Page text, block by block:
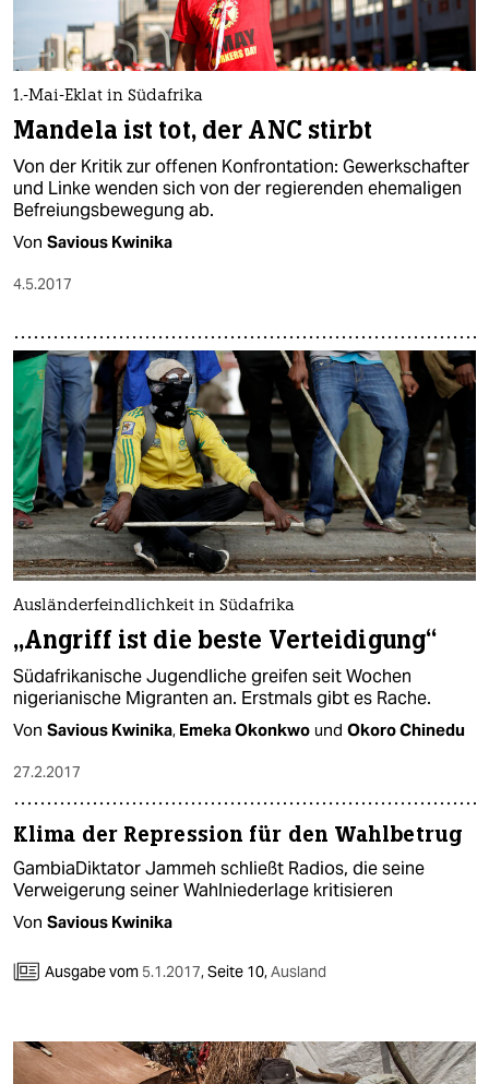
1.-Mai-Eklat in Südafrika
Mandela ist tot, der ANC stirbt
Von der Kritik zur offenen Konfrontation: Gewerkschafter
und Linke wenden sich von der regierenden ehemaligen
Befreiungsbewegung ab.
Von Savious Kwinika
4.5.2017
Ausländerfeindlichkeit in Südafrika
„Angriff ist die beste Verteidigung“
Südafrikanische Jugendliche greifen seit Wochen
nigerianische Migranten an. Erstmals gibt es Rache.
Von Savious Kwinika, Emeka Okonkwo und Okoro Chinedu
27.2.2017
Klima der Repression für den Wahlbetrug
GambiaDiktator Jammeh schließt Radios, die seine
Verweigerung seiner Wahlniederlage kritisieren
Von Savious Kwinika
Ausgabe vom 5.1.2017,Seite 10,Ausland